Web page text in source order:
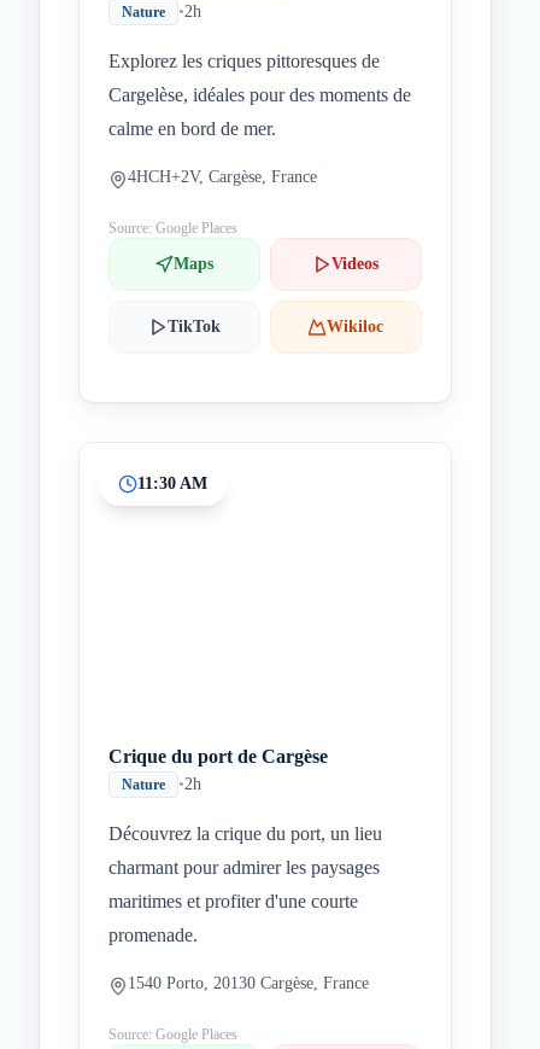
Nature •2h
Explorez les criques pittoresques de
Cargelèse, idéales pour des moments de
calme en bord de mer.
4HCH+2V, Cargèse, France
Source: Google Places
Maps Videos
TikTok Wikiloc
11:30 AM
Crique du port de Cargèse
Nature •2h
Découvrez la crique du port, un lieu
charmant pour admirer les paysages
maritimes et profiter d'une courte
promenade.
1540 Porto, 20130 Cargèse, France
Source: Google Places